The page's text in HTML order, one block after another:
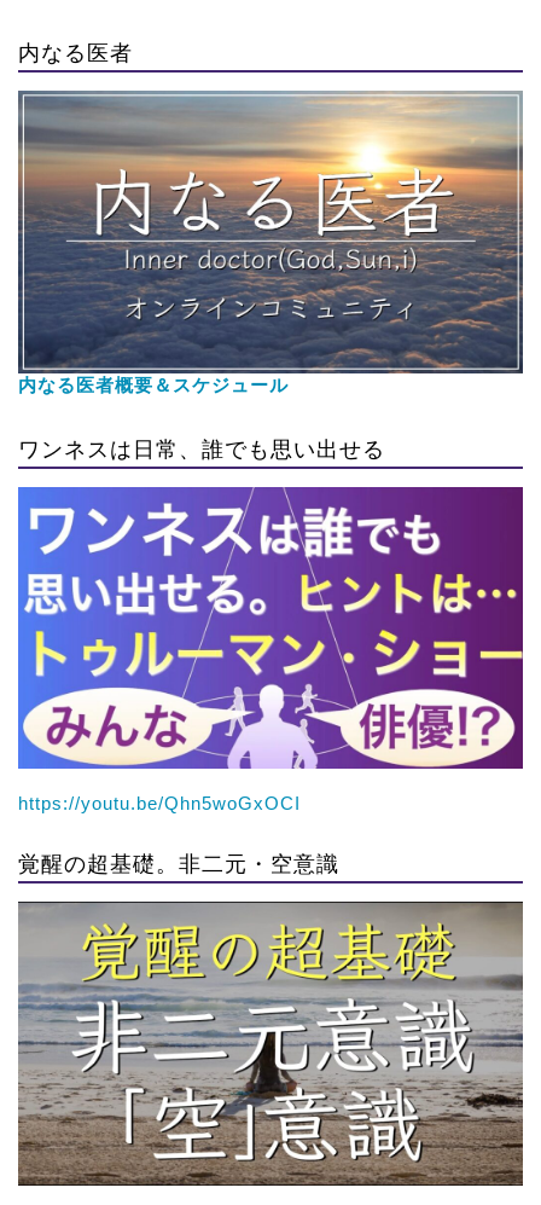
内なる医者
内なる医者概要＆スケジュール
ワンネスは日常、誰でも思い出せる
https://youtu.be/Qhn5woGxOCI
覚醒の超基礎。非二元・空意識